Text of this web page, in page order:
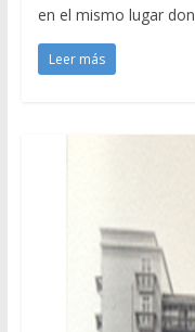
en el mismo lugar
Leer más